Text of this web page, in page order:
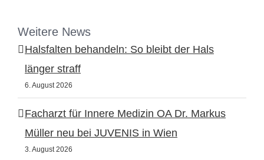
Weitere News
Halsfalten behandeln: So bleibt der Hals
länger straff
6. August 2026
Facharzt für Innere Medizin OA Dr. Markus
Müller neu bei JUVENIS in Wien
3. August 2026